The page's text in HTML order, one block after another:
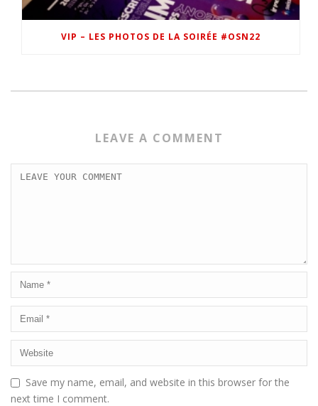
VIP – LES PHOTOS DE LA SOIRÉE #OSN22
LEAVE A COMMENT
Save my name, email, and website in this browser for the
next time I comment.